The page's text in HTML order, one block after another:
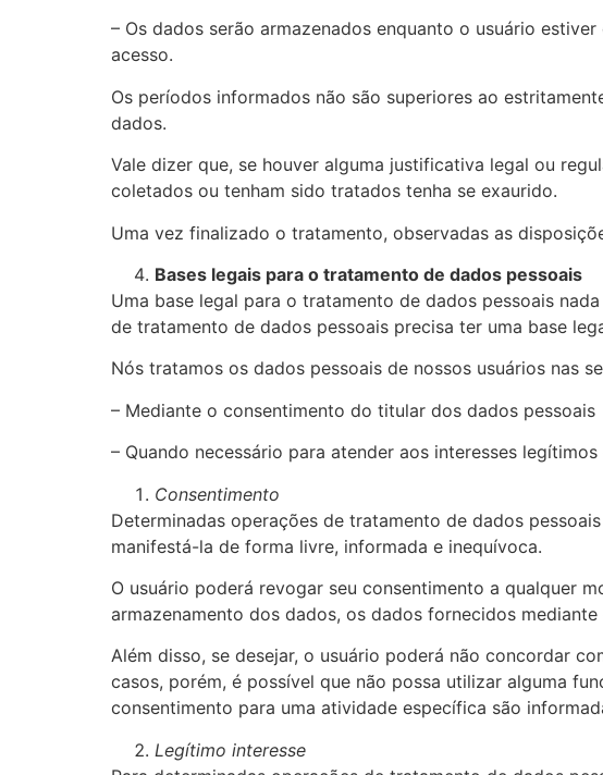
– Os dados serão armazenados enquanto o usuário
acesso.
Os períodos informados não são superiores ao
dados.
Vale dizer que, se houver alguma justificativa legal ou
coletados ou tenham sido tratados tenha se exaurido.
Uma vez finalizado o tratamento, observadas as
Bases legais para o tratamento de dados pessoais
Uma base legal para o tratamento de dados pessoais
de tratamento de dados pessoais precisa ter uma base
Nós tratamos os dados pessoais de nossos usuários nas
– Mediante o consentimento do titular dos dados pessoais
– Quando necessário para atender aos interesses
Consentimento
Determinadas operações de tratamento de dados
manifestá-la de forma livre, informada e inequívoca.
O usuário poderá revogar seu consentimento a qualquer
armazenamento dos dados, os dados fornecidos
Além disso, se desejar, o usuário poderá não concordar
casos, porém, é possível que não possa utilizar alguma
consentimento para uma atividade específica são
Legítimo interesse